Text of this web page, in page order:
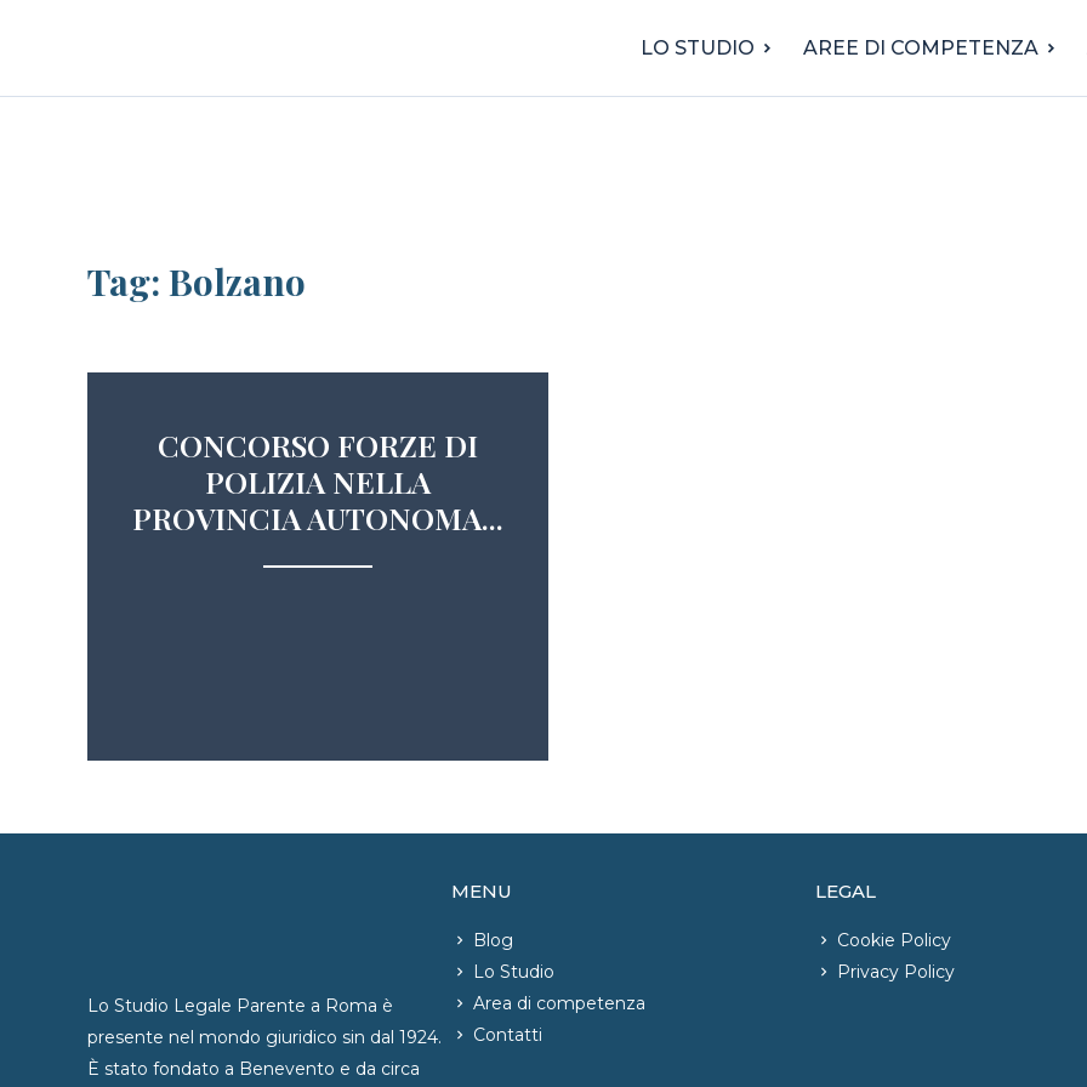
LO STUDIO AREE DI COMPETENZA
Tag: Bolzano
CONCORSO FORZE DI
POLIZIA NELLA
PROVINCIA AUTONOMA...
Lo Studio Legale Parente a Roma è
presente nel mondo giuridico sin dal 1924.
È stato fondato a Benevento e da circa
MENU
Blog
Lo Studio
Area di competenza
Contatti
LEGAL
Cookie Policy
Privacy Policy